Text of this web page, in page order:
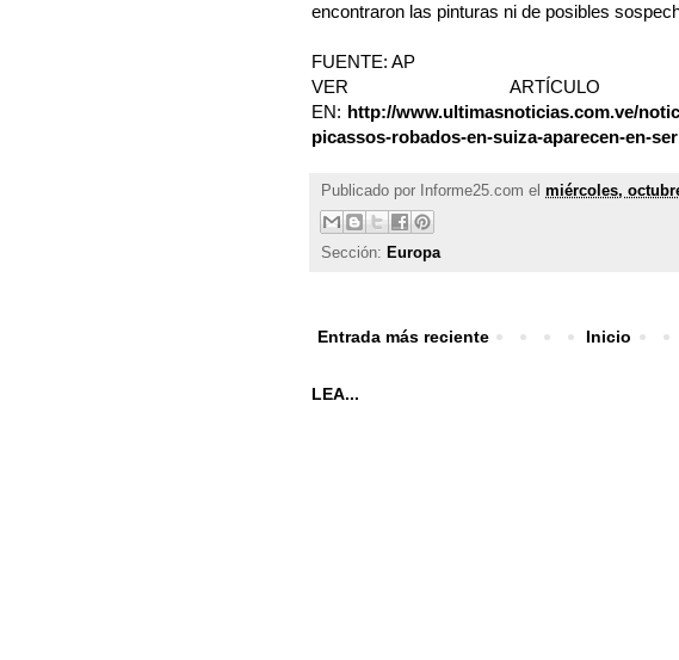
encontraron las pinturas ni de posibles
FUENTE: AP
VER ARTÍCULO
EN: http://www.ultimasnoticias.com.ve/
picassos-robados-en-suiza-aparecen-en-
Publicado por Informe25.com el miércoles,
Sección: Europa
Entrada más reciente Inicio
LEA...